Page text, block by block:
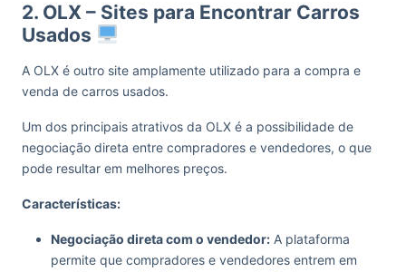
2. OLX – Sites para Encontrar Carros
Usados
A OLX é outro site amplamente utilizado para a compra e
venda de carros usados.
Um dos principais atrativos da OLX é a possibilidade de
negociação direta entre compradores e vendedores, o que
pode resultar em melhores preços.
Características:
Negociação direta com o vendedor: A plataforma
permite que compradores e vendedores entrem em